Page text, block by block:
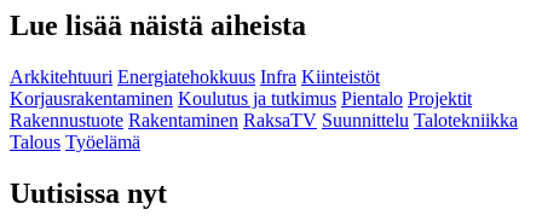
Lue lisää näistä aiheista
Arkkitehtuuri Energiatehokkuus Infra Kiinteistöt
Korjausrakentaminen Koulutus ja tutkimus Pientalo Projektit
Rakennustuote Rakentaminen RaksaTV Suunnittelu Talotekniikka
Talous Työelämä
Uutisissa nyt